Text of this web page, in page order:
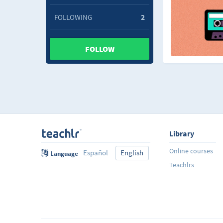
FOLLOWING 2
FOLLOW
Language Español English
Library
Online courses
Teachlrs